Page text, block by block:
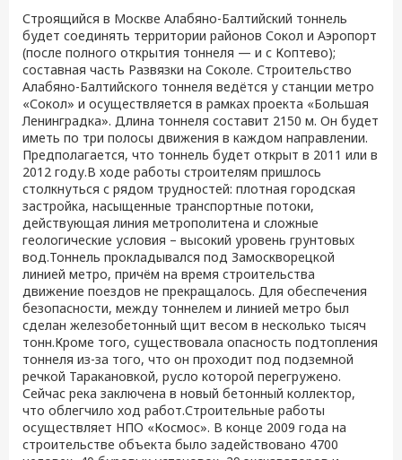
Строящийся в Москве Алабяно-Балтийский тоннель
будет соединять территории районов Сокол и Аэропорт
(после полного открытия тоннеля — и с Коптево);
составная часть Развязки на Соколе. Строительство
Алабяно-Балтийского тоннеля ведётся у станции метро
«Сокол» и осуществляется в рамках проекта «Большая
Ленинградка». Длина тоннеля составит 2150 м. Он будет
иметь по три полосы движения в каждом направлении.
Предполагается, что тоннель будет открыт в 2011 или в
2012 году.В ходе работы строителям пришлось
столкнуться с рядом трудностей: плотная городская
застройка, насыщенные транспортные потоки,
действующая линия метрополитена и сложные
геологические условия – высокий уровень грунтовых
вод.Тоннель прокладывался под Замоскворецкой
линией метро, причём на время строительства
движение поездов не прекращалось. Для обеспечения
безопасности, между тоннелем и линией метро был
сделан железобетонный щит весом в несколько тысяч
тонн.Кроме того, существовала опасность подтопления
тоннеля из-за того, что он проходит под подземной
речкой Таракановкой, русло которой перегружено.
Сейчас река заключена в новый бетонный коллектор,
что облегчило ход работ.Строительные работы
осуществляет НПО «Космос». В конце 2009 года на
строительстве объекта было задействовано 4700